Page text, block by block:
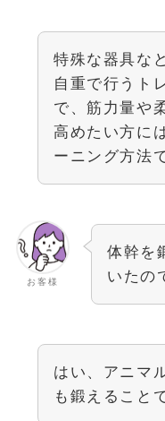
特殊な器具な
自重で行うト
で、筋力量や
高めたい方に
ーニング方法
お客様
体幹を
いたの
はい、アニマ
も鍛えること